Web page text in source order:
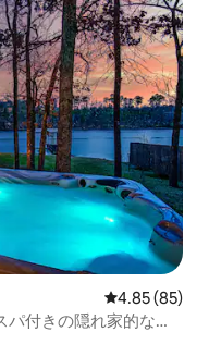
レビュー85
4.85 (85)
付きの隠れ家的な宿